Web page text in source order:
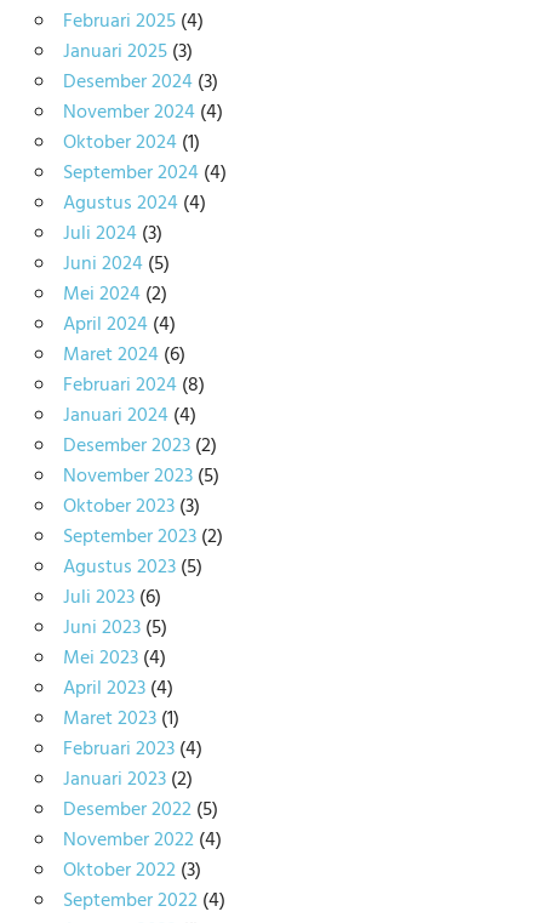
Februari 2025(4)
Januari 2025(3)
Desember 2024(3)
November 2024(4)
Oktober 2024(1)
September 2024(4)
Agustus 2024(4)
Juli 2024(3)
Juni 2024(5)
Mei 2024(2)
April 2024(4)
Maret 2024(6)
Februari 2024(8)
Januari 2024(4)
Desember 2023(2)
November 2023(5)
Oktober 2023(3)
September 2023(2)
Agustus 2023(5)
Juli 2023(6)
Juni 2023(5)
Mei 2023(4)
April 2023(4)
Maret 2023(1)
Februari 2023(4)
Januari 2023(2)
Desember 2022(5)
November 2022(4)
Oktober 2022(3)
September 2022(4)